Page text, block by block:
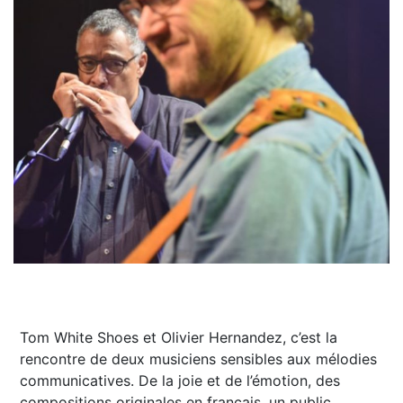
Tom White Shoes et Olivier Hernandez, c’est la
rencontre de deux musiciens sensibles aux mélodies
communicatives. De la joie et de l’émotion, des